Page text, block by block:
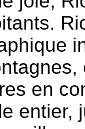
en
entier,